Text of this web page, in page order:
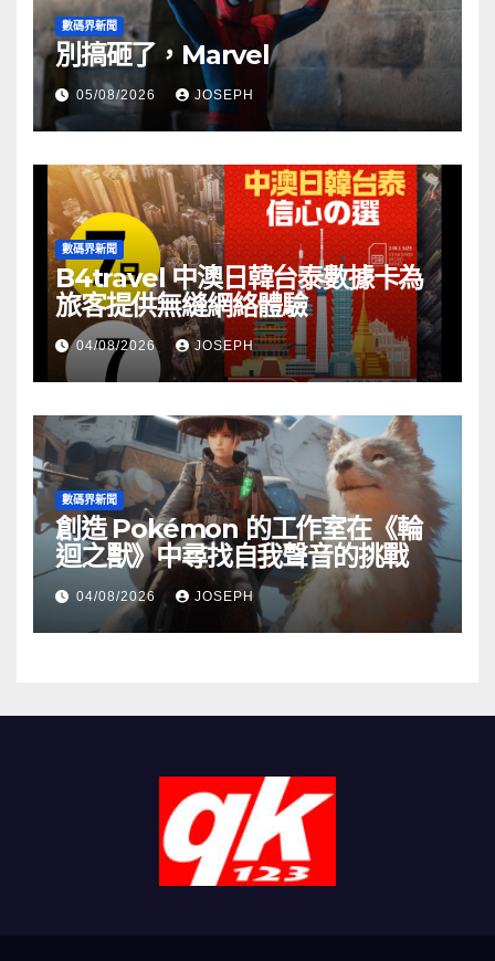
數碼界新聞
別搞砸了，Marvel
05/08/2026 JOSEPH
數碼界新聞
B4travel 中澳日韓台泰數據卡為
旅客提供無縫網絡體驗
04/08/2026 JOSEPH
數碼界新聞
創造 Pokémon 的工作室在《輪
迴之獸》中尋找自我聲音的挑戰
04/08/2026 JOSEPH